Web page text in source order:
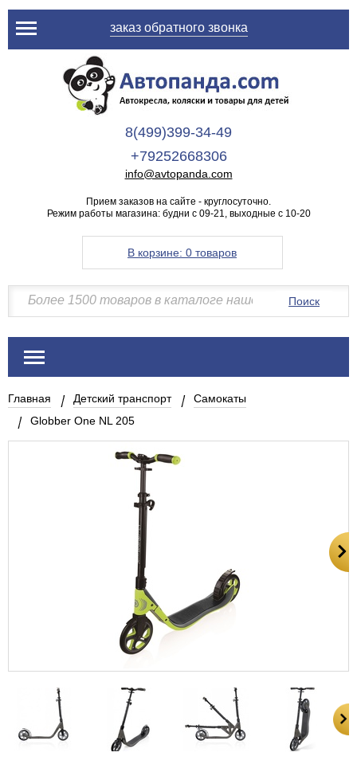
заказ обратного звонка
8(499)399-34-49
+79252668306
info@avtopanda.com
Прием заказов на сайте - круглосуточно.
Режим работы магазина: будни с 09-21, выходные с 10-20
В корзине: 0 товаров
Поиск
Главная Детский транспорт
Самокаты
Globber One NL 205